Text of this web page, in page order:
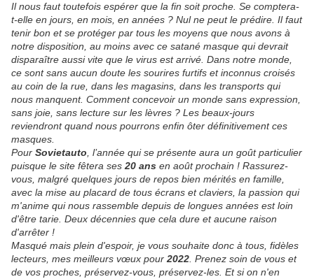
Il nous faut toutefois espérer que la fin soit proche. Se comptera-
t-elle en jours, en mois, en années ? Nul ne peut le prédire. Il faut
tenir bon et se protéger par tous les moyens que nous avons à
notre disposition, au moins avec ce satané masque qui devrait
disparaître aussi vite que le virus est arrivé. Dans notre monde,
ce sont sans aucun doute les sourires furtifs et inconnus croisés
au coin de la rue, dans les magasins, dans les transports qui
nous manquent. Comment concevoir un monde sans expression,
sans joie, sans lecture sur les lèvres ? Les beaux-jours
reviendront quand nous pourrons enfin ôter définitivement ces
masques.
Pour Sovietauto , l’année qui se présente aura un goût particulier
puisque le site fêtera ses 20 ans en août prochain ! Rassurez-
vous, malgré quelques jours de repos bien mérités en famille,
avec la mise au placard de tous écrans et claviers, la passion qui
m'anime qui nous rassemble depuis de longues années est loin
d'être tarie. Deux décennies que cela dure et aucune raison
d'arrêter !
Masqué mais plein d'espoir, je vous souhaite donc à tous, fidèles
lecteurs, mes meilleurs vœux pour 2022 Prenez soin de vous et
de vos proches, préservez-vous, préservez-les. Et si on n'en